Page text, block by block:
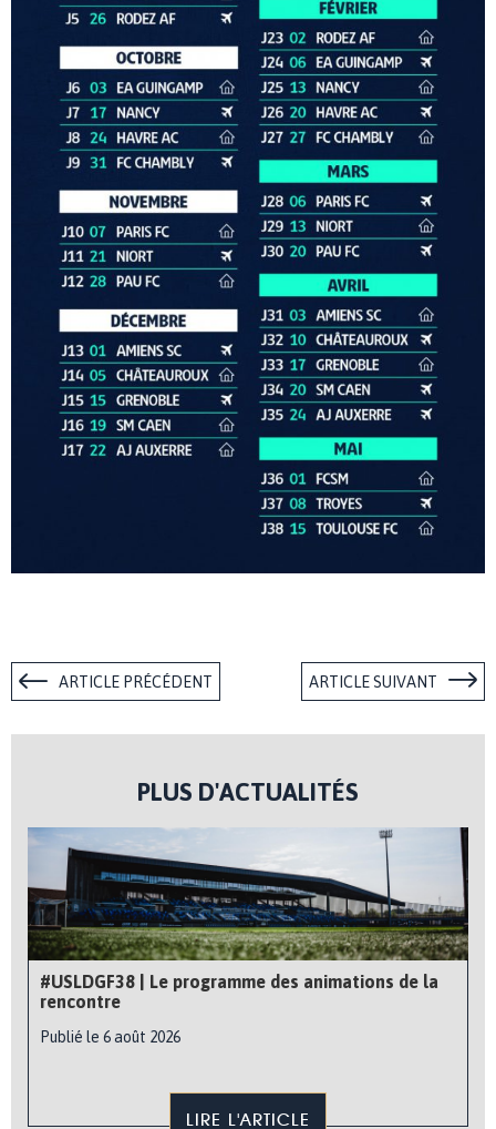
ARTICLE PRÉCÉDENT ARTICLE SUIVANT
PLUS D'ACTUALITÉS
#USLDGF38 | Le programme des animations de la
rencontre
Publié le 6 août 2026
LIRE L'ARTICLE